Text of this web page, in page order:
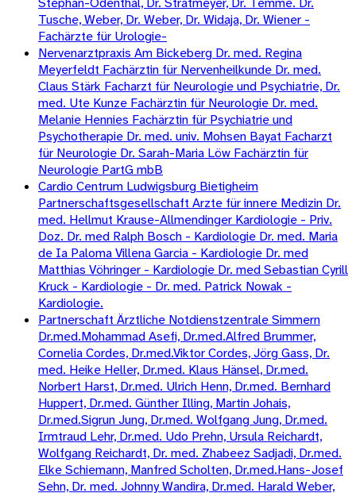
Tusche, Weber, Dr. Weber, Dr. Widaja, Dr. Wiener -
Fachärzte für Urologie-
Nervenarztpraxis Am Bickeberg Dr. med. Regina
Meyerfeldt Fachärztin für Nervenheilkunde Dr. med.
Claus Stärk Facharzt für Neurologie und Psychiatrie, Dr.
med. Ute Kunze Fachärztin für Neurologie Dr. med.
Melanie Hennies Fachärztin für Psychiatrie und
Psychotherapie Dr. med. univ. Mohsen Bayat Facharzt
für Neurologie Dr. Sarah-Maria Löw Fachärztin für
Neurologie PartG mbB
Cardio Centrum Ludwigsburg Bietigheim
Partnerschaftsgesellschaft Arzte für innere Medizin Dr.
med. Hellmut Krause-Allmendinger Kardiologie - Priv.
Doz. Dr. med Ralph Bosch - Kardiologie Dr. med. Maria
de Ia Paloma Villena Garcia - Kardiologie Dr. med
Matthias Vöhringer - Kardiologie Dr. med Sebastian Cyrill
Kruck - Kardiologie - Dr. med. Patrick Nowak -
Kardiologie.
Partnerschaft Ärztliche Notdienstzentrale Simmern
Dr.med.Mohammad Asefi, Dr.med.Alfred Brummer,
Cornelia Cordes, Dr.med.Viktor Cordes, Jörg Gass, Dr.
med. Heike Heller, Dr.med. Klaus Hänsel, Dr.med.
Norbert Harst, Dr.med. Ulrich Henn, Dr.med. Bernhard
Huppert, Dr.med. Günther Illing, Martin Johais,
Dr.med.Sigrun Jung, Dr.med. Wolfgang Jung, Dr.med.
Irmtraud Lehr, Dr.med. Udo Prehn, Ursula Reichardt,
Wolfgang Reichardt, Dr. med. Zhabeez Sadjadi, Dr.med.
Elke Schiemann, Manfred Scholten, Dr.med.Hans-Josef
Sehn, Dr. med. Johnny Wandira, Dr.med. Harald Weber,